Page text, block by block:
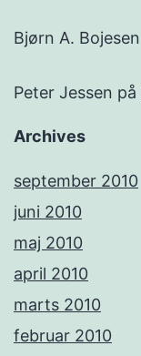
Bjørn A. Bojesen
Peter Jessen på
Archives
september 2010
juni 2010
maj 2010
april 2010
marts 2010
februar 2010